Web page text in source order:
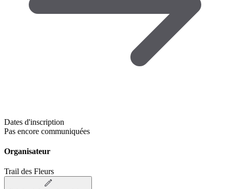
Dates d'inscription
Pas encore communiquées
Organisateur
Trail des Fleurs